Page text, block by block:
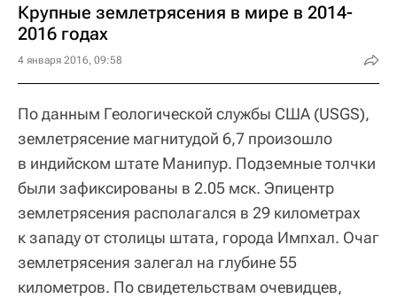
Крупные землетрясения в мире в 2014-
2016 годах
4 января 2016, 09:58
По данным Геологической службы США (USGS),
землетрясение магнитудой 6,7 произошло
в индийском штате Манипур. Подземные толчки
были зафиксированы в 2.05 мск. Эпицентр
землетрясения располагался в 29 километрах
к западу от столицы штата, города Импхал. Очаг
землетрясения залегал на глубине 55
километров. По свидетельствам очевидцев,